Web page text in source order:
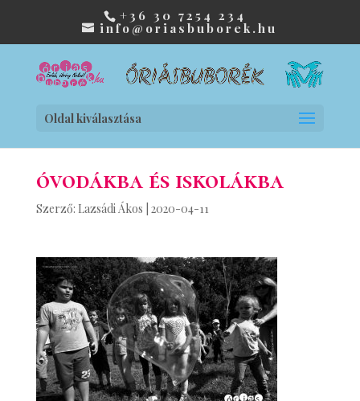
+36 30 7254 234
info@oriasbuborek.hu
Oldal kiválasztása
óvodákba és iskolákba
Szerző: Lazsádi Ákos 2020-04-11